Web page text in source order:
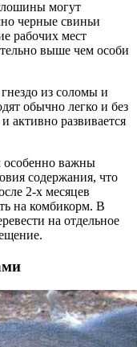
могут
черные свиньи
рабочих мест
выше чем особи
из соломы и
обычно легко и без
активно развивается
особенно важны
содержания, что
2-х месяцев
на комбикорм. В
на отдельное